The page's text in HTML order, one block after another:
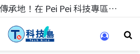
科技人的經驗傳承地！在 Pei Pei 科技專區，與學弟妹交流最硬核的技術